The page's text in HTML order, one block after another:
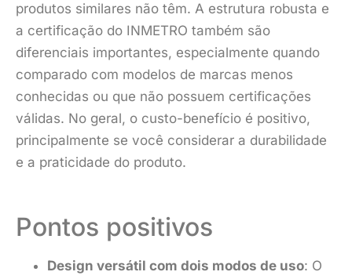
produtos similares não têm. A estrutura robusta e
a certificação do INMETRO também são
diferenciais importantes, especialmente quando
comparado com modelos de marcas menos
conhecidas ou que não possuem certificações
válidas. No geral, o custo-benefício é positivo,
principalmente se você considerar a durabilidade
e a praticidade do produto.
Pontos positivos
Design versátil com dois modos de uso: O